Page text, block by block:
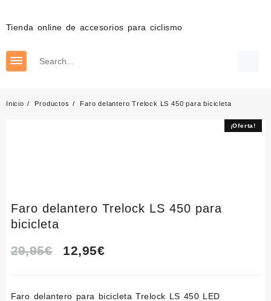
contenido
Tienda online de accesorios para ciclismo
Inicio Productos Faro delantero Trelock LS 450 para bicicleta
¡Oferta!
Faro delantero Trelock LS 450 para
bicicleta
29,95€
El
12,95€El
Faro delantero para bicicleta Trelock LS 450 LED
¡Oferta!